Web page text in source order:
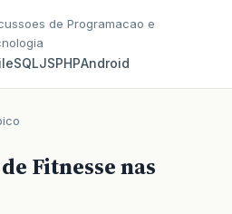
de Programacao e
SQLJSPHPAndroid
Fitnesse nas